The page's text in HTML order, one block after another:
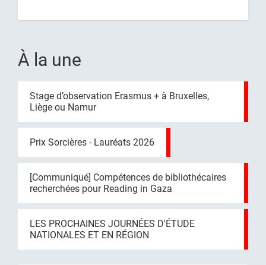
À la une
Stage d’observation Erasmus + à Bruxelles,
Liège ou Namur
Prix Sorcières - Lauréats 2026
[Communiqué] Compétences de bibliothécaires
recherchées pour Reading in Gaza
LES PROCHAINES JOURNÉES D'ÉTUDE
NATIONALES ET EN RÉGION